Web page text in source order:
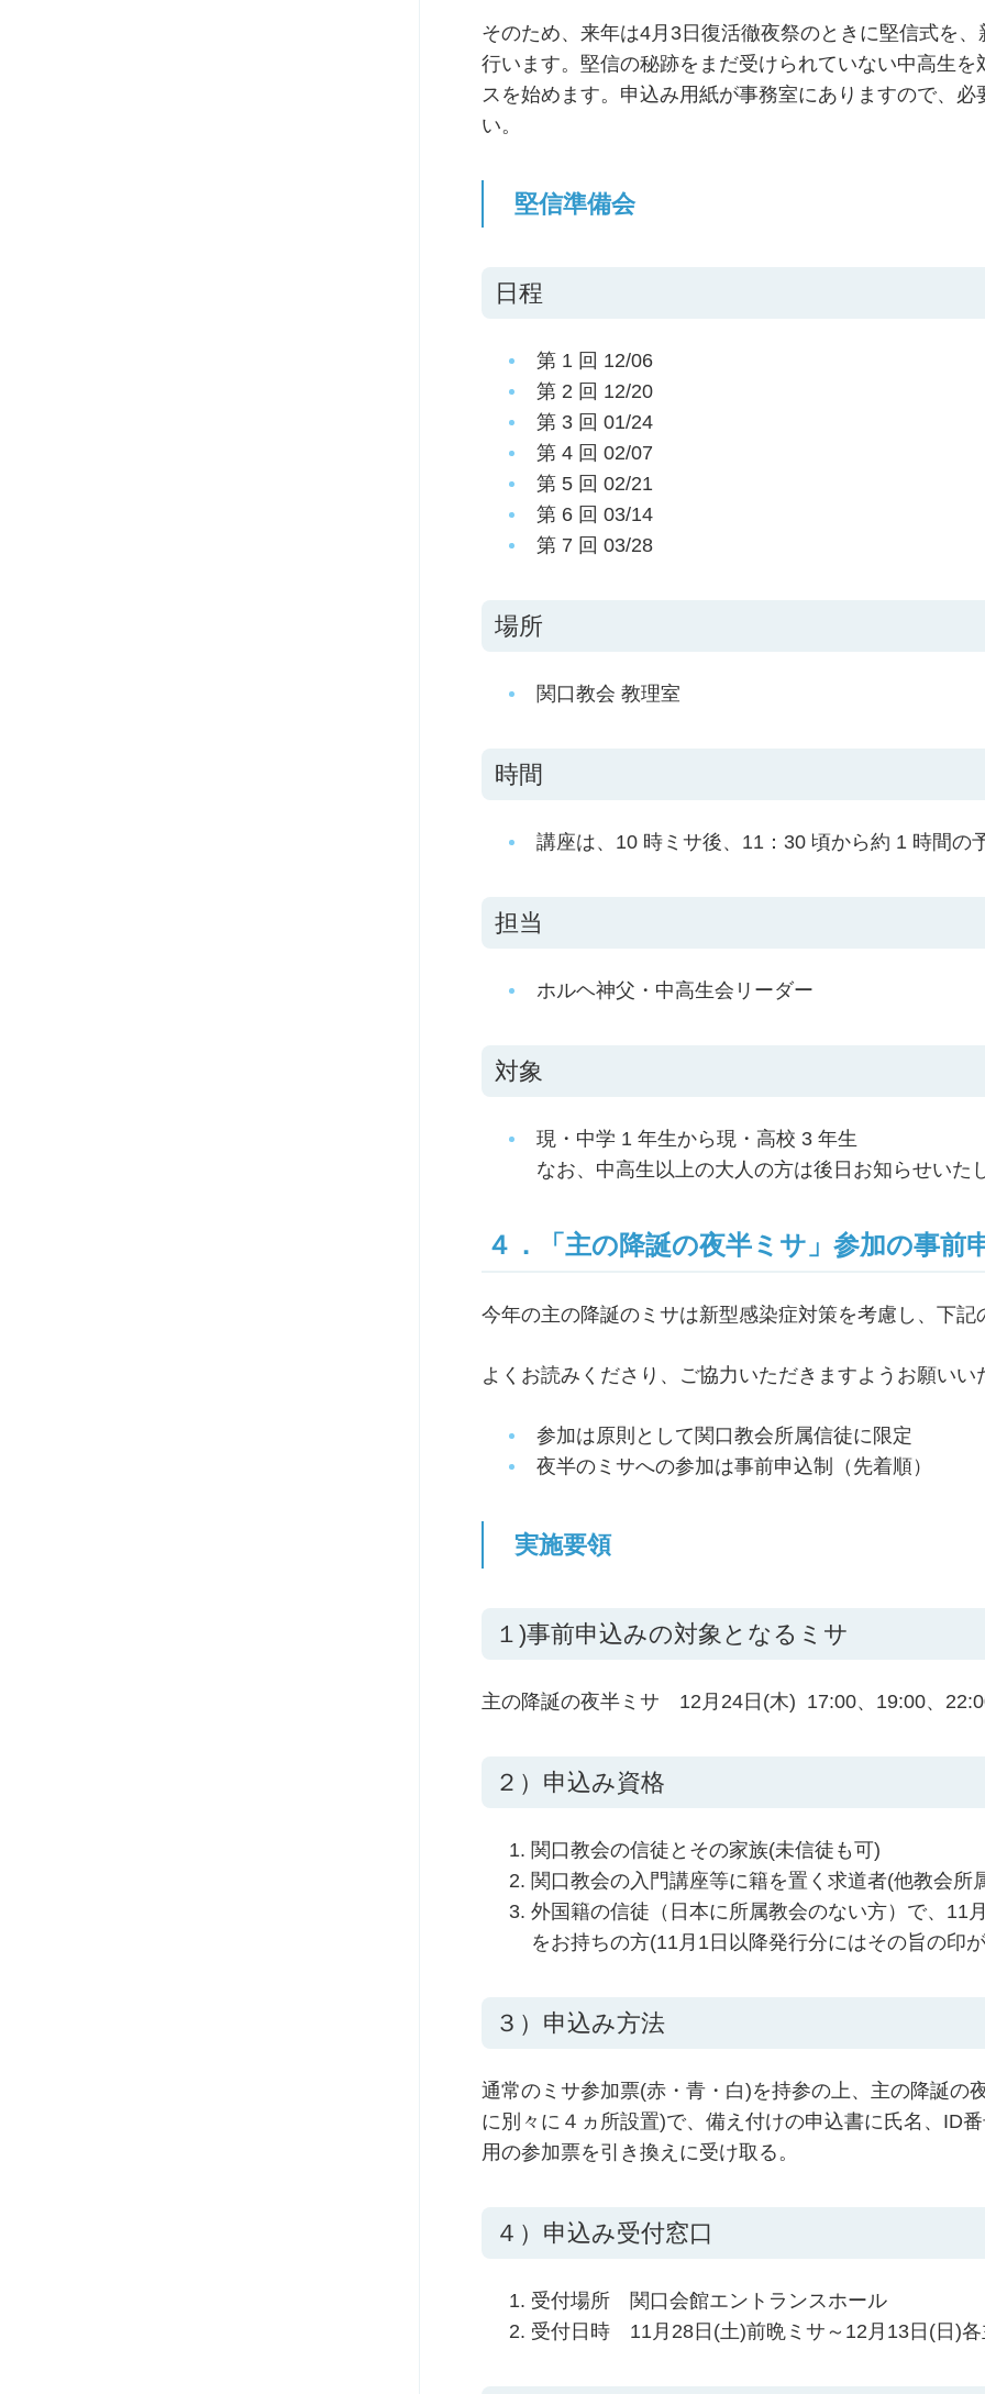
そのため、来年は4月3日復活徹夜祭のときに堅信式を
行います。堅信の秘跡をまだ受けられていない中高生
スを始めます。申込み用紙が事務室にありますので、
い。
堅信準備会
日程
第 1 回 12/06
第 2 回 12/20
第 3 回 01/24
第 4 回 02/07
第 5 回 02/21
第 6 回 03/14
第 7 回 03/28
場所
関口教会 教理室
時間
講座は、10 時ミサ後、11：30 頃から約 1 時間の
担当
ホルヘ神父・中高生会リーダー
対象
現・中学 1 年生から現・高校 3 年生
なお、中高生以上の大人の方は後日お知らせいた
４．「主の降誕の夜半ミサ」参加の事前
今年の主の降誕のミサは新型感染症対策を考慮し、下記
よくお読みくださり、ご協力いただきますようお願いい
参加は原則として関口教会所属信徒に限定
夜半のミサへの参加は事前申込制（先着順）
実施要領
１)事前申込みの対象となるミサ
主の降誕の夜半ミサ 12月24日(木) 17:00、19:00、
２）申込み資格
関口教会の信徒とその家族(未信徒も可)
関口教会の入門講座等に籍を置く求道者(他教会所
外国籍の信徒（日本に所属教会のない方）で、11
をお持ちの方(11月1日以降発行分にはその旨の印
３）申込み方法
通常のミサ参加票(赤・青・白)を持参の上、主の降誕の
に別々に４ヵ所設置)で、備え付けの申込書に氏名、ID
用の参加票を引き換えに受け取る。
４）申込み受付窓口
受付場所 関口会館エントランスホール
受付日時 11月28日(土)前晩ミサ～12月13日(日)